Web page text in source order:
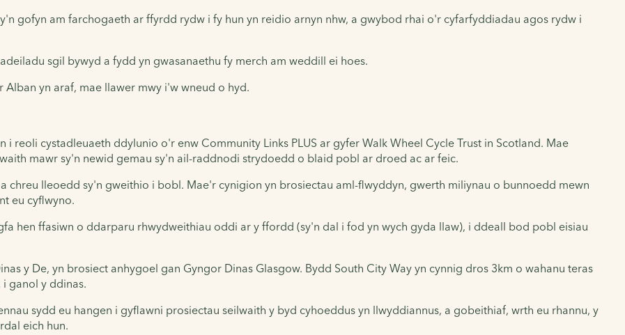
gofyn am farchogaeth ar ffyrdd rydw i fy hun yn reidio arnyn nhw, a gwybod rhai o'r cyfarfyddiadau agos rydw i
sgil bywyd a fydd yn gwasanaethu fy merch am weddill ei hoes.
yn araf, mae llawer mwy i'w wneud o hyd.
i reoli cystadleuaeth ddylunio o'r enw Community Links PLUS ar gyfer Walk Wheel Cycle Trust in Scotland. Mae
mawr sy'n newid gemau sy'n ail-raddnodi strydoedd o blaid pobl ar droed ac ar feic.
chreu lleoedd sy'n gweithio i bobl. Mae'r cynigion yn brosiectau aml-flwyddyn, gwerth miliynau o bunnoedd mewn
eu cyflwyno.
hen ffasiwn o ddarparu rhwydweithiau oddi ar y ffordd (sy'n dal i fod yn wych gyda llaw), i ddeall bod pobl eisiau
y De, yn brosiect anhygoel gan Gyngor Dinas Glasgow. Bydd South City Way yn cynnig dros 3km o wahanu teras
ganol y ddinas.
sydd eu hangen i gyflawni prosiectau seilwaith y byd cyhoeddus yn llwyddiannus, a gobeithiaf, wrth eu rhannu, y
eich hun.